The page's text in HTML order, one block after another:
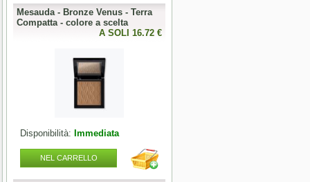
Mesauda - Bronze Venus - Terra
Compatta - colore a scelta
A SOLI 16.72 €
Disponibilità: Immediata
NEL CARRELLO